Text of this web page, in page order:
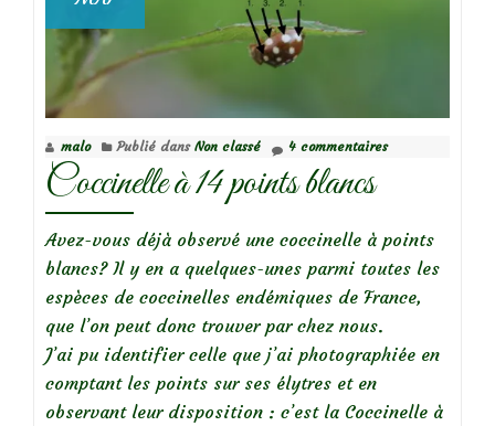
malo Publié dans Non classé 4 commentaires
Coccinelle à 14 points blancs
Avez-vous déjà observé une coccinelle à points
blancs? Il y en a quelques-unes parmi toutes les
espèces de coccinelles endémiques de France,
que l’on peut donc trouver par chez nous.
J’ai pu identifier celle que j’ai photographiée en
comptant les points sur ses élytres et en
observant leur disposition : c’est la Coccinelle à